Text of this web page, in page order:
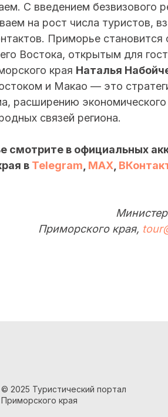
С введением безвизового
на рост числа туристов,
Приморье становится
Востока, открытым для
края Наталья
и Макао — это
расширению экономического
связей региона.
смотрите в официальных
в Telegram MAX
Приморского края,
© 2025 Туристический портал
Приморского края